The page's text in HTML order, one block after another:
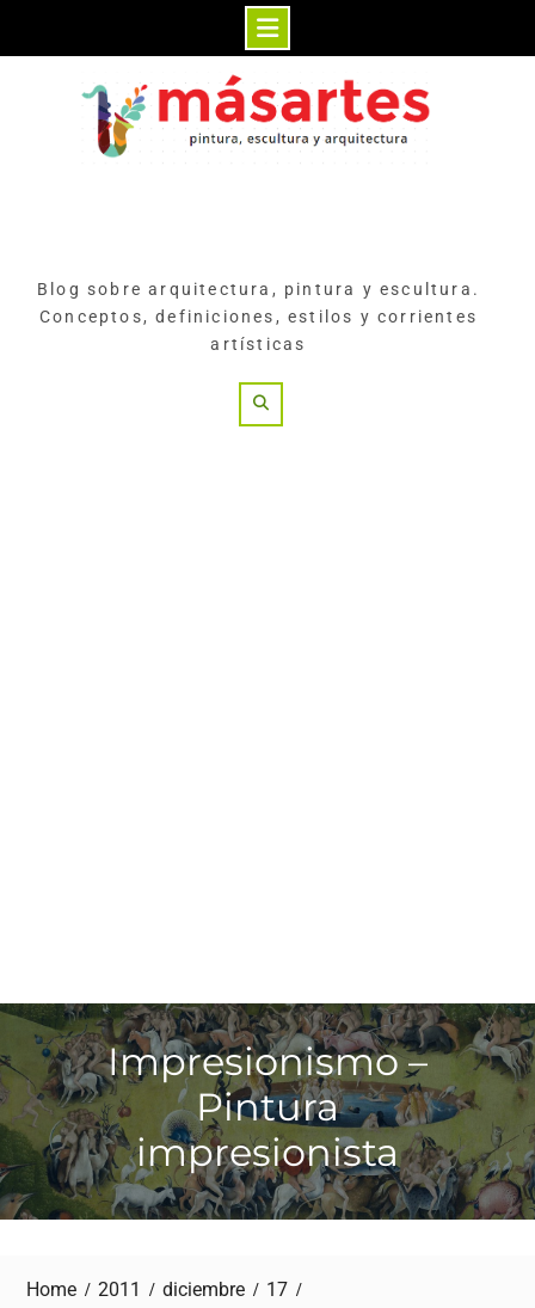
Blog sobre arquitectura, pintura y escultura.
Conceptos, definiciones, estilos y corrientes
artísticas
Impresionismo –
Pintura
impresionista
Home 2011 diciembre
17